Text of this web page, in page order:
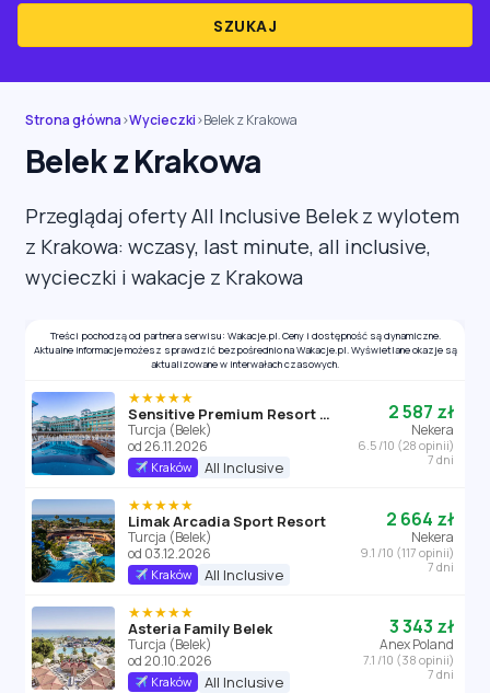
SZUKAJ
Strona główna›Wycieczki›Belek z Krakowa
Belek z Krakowa
Przeglądaj oferty All Inclusive Belek z wylotem
z Krakowa: wczasy, last minute, all inclusive,
wycieczki i wakacje z Krakowa
Treści pochodzą od partnera serwisu: Wakacje.pl. Ceny i dostępność są dynamiczne.
Aktualne informacje możesz sprawdzić bezpośrednio na Wakacje.pl. Wyświetlane okazje są
aktualizowane w interwałach czasowych.
★★★★★
Sensitive Premium Resort & Spa
Turcja (Belek)
od 26.11.2026
Kraków All Inclusive
2 587 zł
Nekera
6.5 /10 (28 opinii)
7 dni
★★★★★
Limak Arcadia Sport Resort
Turcja (Belek)
od 03.12.2026
Kraków All Inclusive
2 664 zł
Nekera
9.1 /10 (117 opinii)
7 dni
★★★★★
Asteria Family Belek
Turcja (Belek)
od 20.10.2026
Kraków All Inclusive
3 343 zł
Anex Poland
7.1 /10 (38 opinii)
7 dni